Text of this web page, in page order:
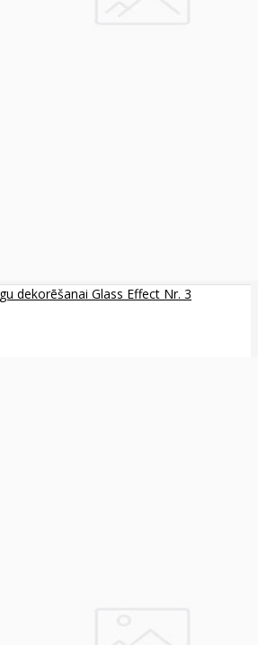
dekorēšanai Glass Effect Nr. 3